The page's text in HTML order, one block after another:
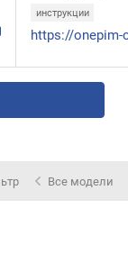
инструкции
Все модели